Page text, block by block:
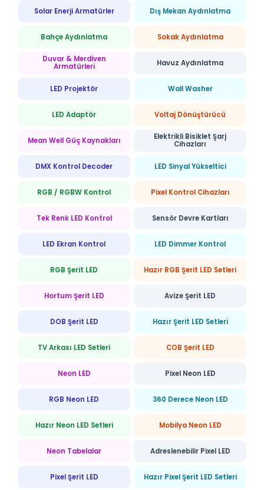
Solar Enerji Armatürler Dış Mekan Aydınlatma
Bahçe Aydınlatma Sokak Aydınlatma
Duvar & Merdiven
Armatürleri
Havuz Aydınlatma
LED Projektör Wall Washer
LED Adaptör Voltaj Dönüştürücü
Mean Well Güç Kaynakları
Elektrikli Bisiklet Şarj
Cihazları
DMX Kontrol Decoder LED Sinyal Yükseltici
RGB / RGBW Kontrol Pixel Kontrol Cihazları
Tek Renk LED Kontrol Sensör Devre Kartları
LED Ekran Kontrol LED Dimmer Kontrol
RGB Şerit LED Hazır RGB Şerit LED Setleri
Hortum Şerit LED Avize Şerit LED
DOB Şerit LED Hazır Şerit LED Setleri
TV Arkası LED Setleri COB Şerit LED
Neon LED Pixel Neon LED
RGB Neon LED 360 Derece Neon LED
Hazır Neon LED Setleri Mobilya Neon LED
Neon Tabelalar Adreslenebilir Pixel LED
Pixel Şerit LED Hazır Pixel Şerit LED Setleri